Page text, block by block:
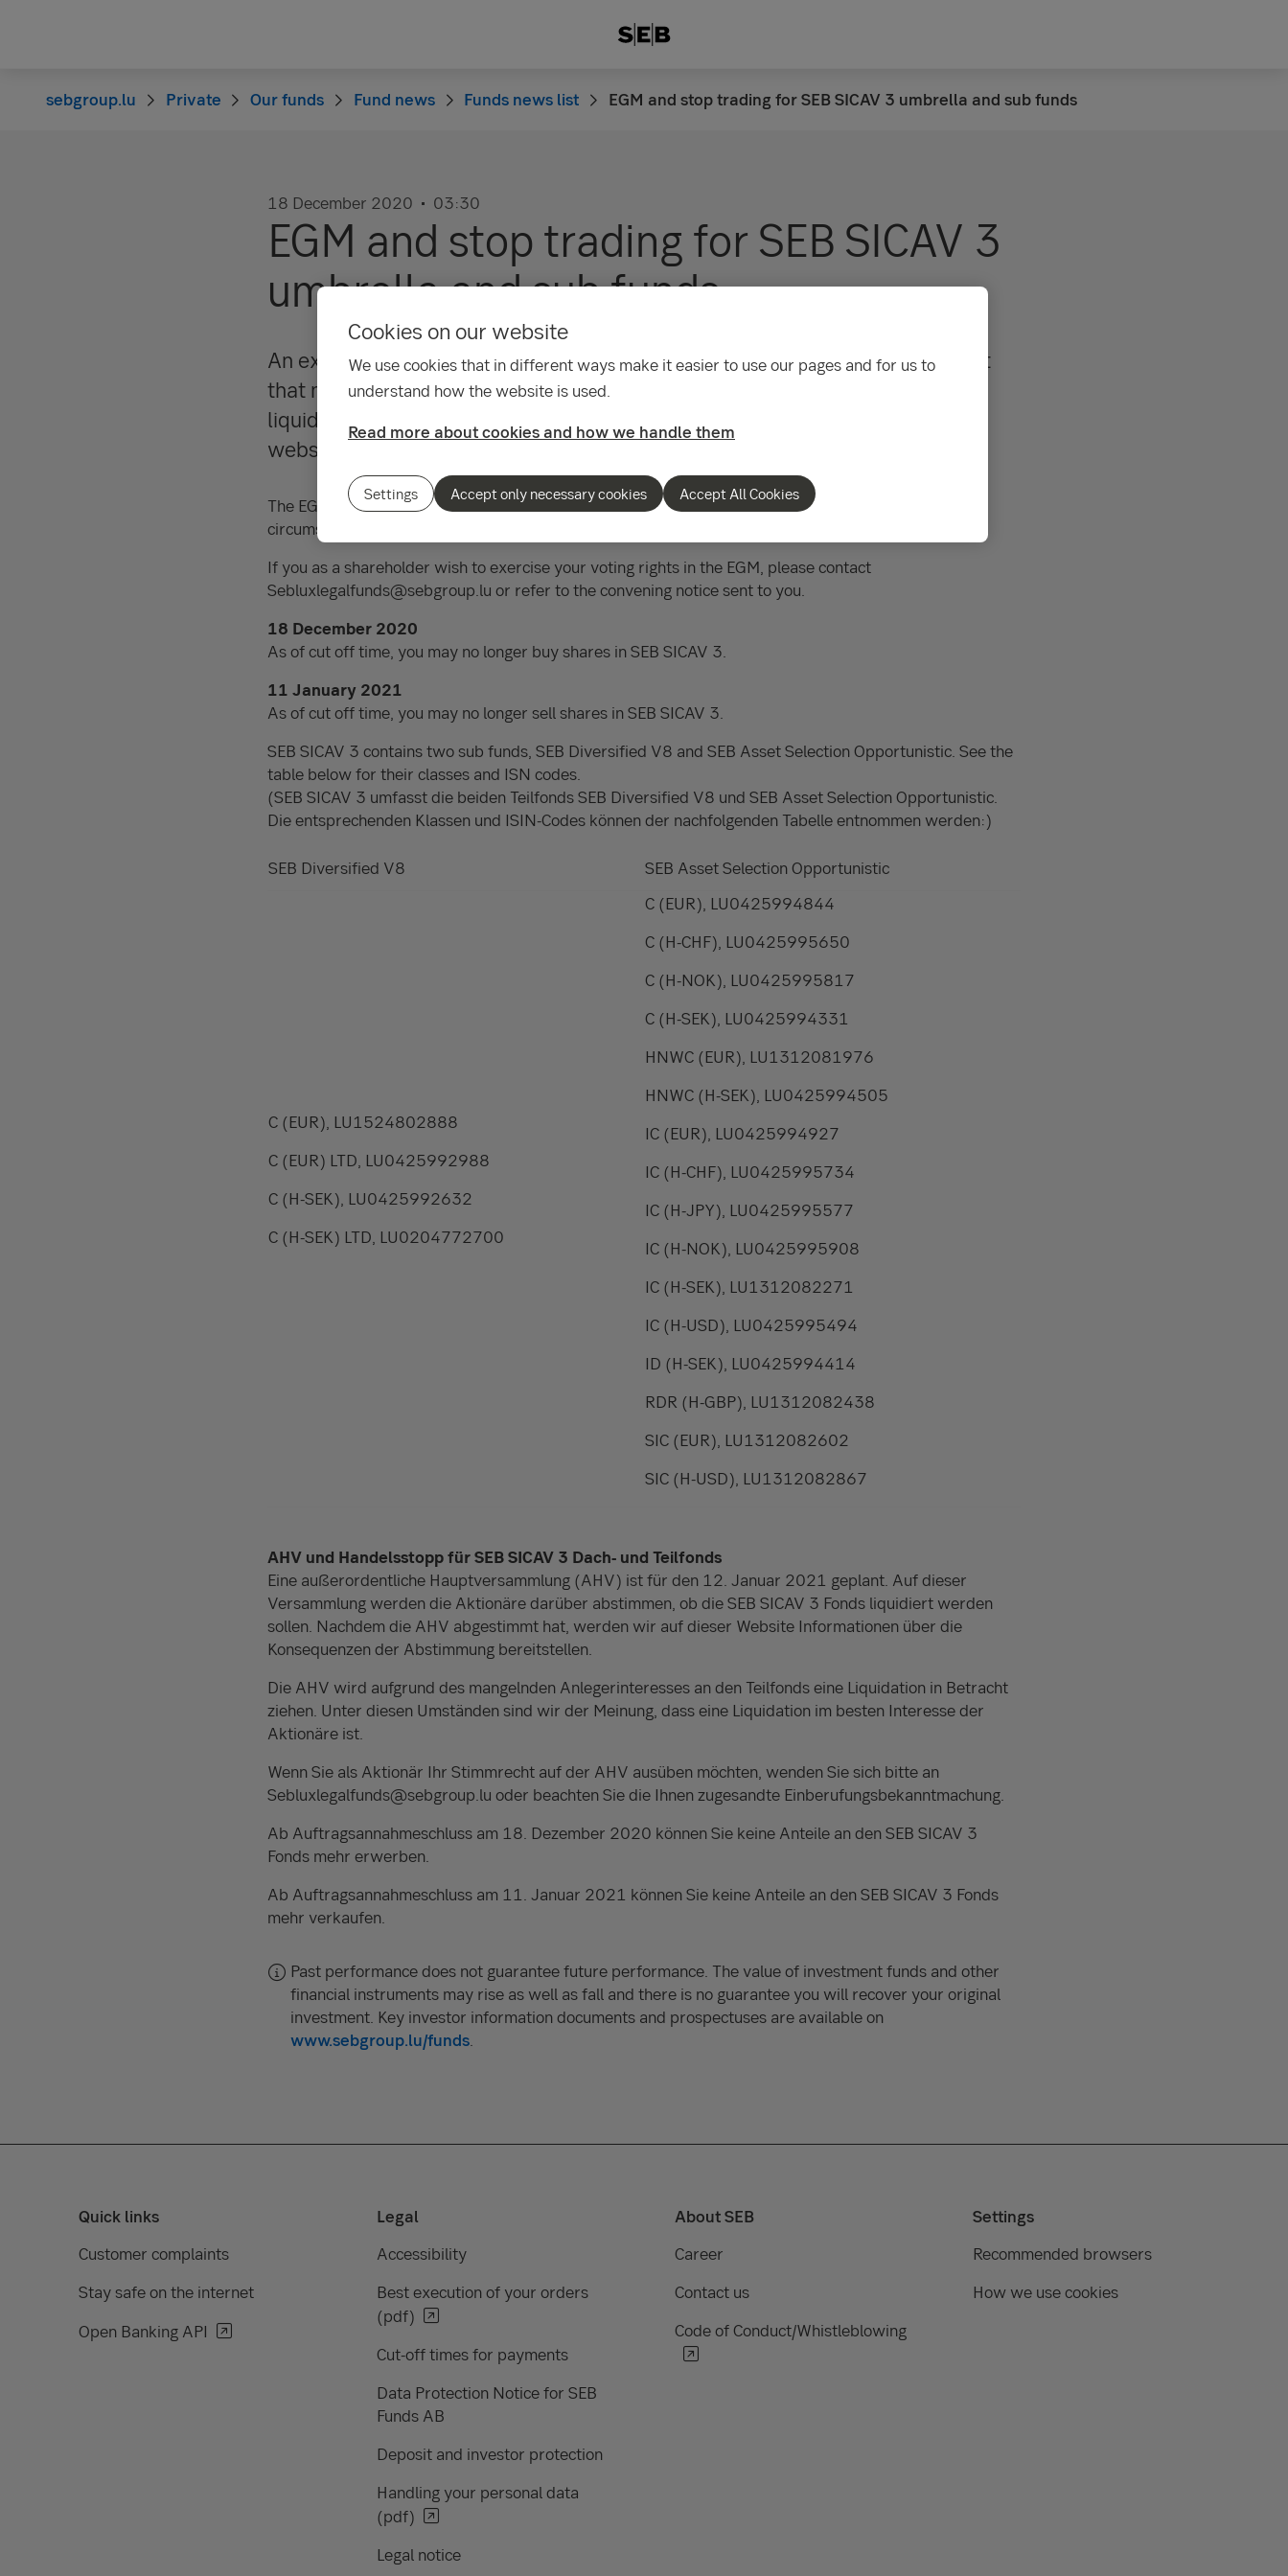
sebgroup.lu Private Our funds Fund news Funds news list EGM and stop trading for SEB SICAV 3 umbrella and sub funds
18 December 2020 03:30
EGM and stop trading for SEB SICAV 3
umbrella and sub funds
An extraordinary general meeting (EGM) is planned for 12 January 2021. At
that meeting, shareholders will vote whether to put SEB SICAV 3 into
liquidation. When the EGM has voted, we will provide information, on this
website, about the consequences of the vote.
The EGM will consider liquidation due to the lack of investor interest in the sub funds. In these
circumstances, we believe liquidation is in the best interest of shareholders.
If you as a shareholder wish to exercise your voting rights in the EGM, please contact
Sebluxlegalfunds@sebgroup.lu or refer to the convening notice sent to you.
18 December 2020
As of cut off time, you may no longer buy shares in SEB SICAV 3.
11 January 2021
As of cut off time, you may no longer sell shares in SEB SICAV 3.
SEB SICAV 3 contains two sub funds, SEB Diversified V8 and SEB Asset Selection Opportunistic. See the
table below for their classes and ISN codes.
(SEB SICAV 3 umfasst die beiden Teilfonds SEB Diversified V8 und SEB Asset Selection Opportunistic.
Die entsprechenden Klassen und ISIN-Codes können der nachfolgenden Tabelle entnommen werden:)
SEB Diversified V8 SEB Asset Selection Opportunistic
C (EUR), LU1524802888
C (EUR) LTD, LU0425992988
C (H-SEK), LU0425992632
C (H-SEK) LTD, LU0204772700
C (EUR), LU0425994844
C (H-CHF), LU0425995650
C (H-NOK), LU0425995817
C (H-SEK), LU0425994331
HNWC (EUR), LU1312081976
HNWC (H-SEK), LU0425994505
IC (EUR), LU0425994927
IC (H-CHF), LU0425995734
IC (H-JPY), LU0425995577
IC (H-NOK), LU0425995908
IC (H-SEK), LU1312082271
IC (H-USD), LU0425995494
ID (H-SEK), LU0425994414
RDR (H-GBP), LU1312082438
SIC (EUR), LU1312082602
SIC (H-USD), LU1312082867
AHV und Handelsstopp für SEB SICAV 3 Dach- und Teilfonds
Eine außerordentliche Hauptversammlung (AHV) ist für den 12. Januar 2021 geplant. Auf dieser
Versammlung werden die Aktionäre darüber abstimmen, ob die SEB SICAV 3 Fonds liquidiert werden
sollen. Nachdem die AHV abgestimmt hat, werden wir auf dieser Website Informationen über die
Konsequenzen der Abstimmung bereitstellen.
Die AHV wird aufgrund des mangelnden Anlegerinteresses an den Teilfonds eine Liquidation in Betracht
ziehen. Unter diesen Umständen sind wir der Meinung, dass eine Liquidation im besten Interesse der
Aktionäre ist.
Wenn Sie als Aktionär Ihr Stimmrecht auf der AHV ausüben möchten, wenden Sie sich bitte an
Sebluxlegalfunds@sebgroup.lu oder beachten Sie die Ihnen zugesandte Einberufungsbekanntmachung.
Ab Auftragsannahmeschluss am 18. Dezember 2020 können Sie keine Anteile an den SEB SICAV 3
Fonds mehr erwerben.
Ab Auftragsannahmeschluss am 11. Januar 2021 können Sie keine Anteile an den SEB SICAV 3 Fonds
mehr verkaufen.
Past performance does not guarantee future performance. The value of investment funds and other
financial instruments may rise as well as fall and there is no guarantee you will recover your original
investment. Key investor information documents and prospectuses are available on
www.sebgroup.lu/funds.
Quick links
Customer complaints
Stay safe on the internet
Open Banking API
Legal
Accessibility
Best execution of your orders
(pdf)
Cut-off times for payments
Data Protection Notice for SEB
Funds AB
Deposit and investor protection
Handling your personal data
(pdf)
Legal notice
About SEB
Career
Contact us
Code of Conduct/Whistleblowing
Settings
Recommended browsers
How we use cookies
Cookies on our website
We use cookies that in different ways make it easier to use our pages and for us to
understand how the website is used.
Read more about cookies and how we handle them
Settings Accept only necessary cookies Accept All Cookies